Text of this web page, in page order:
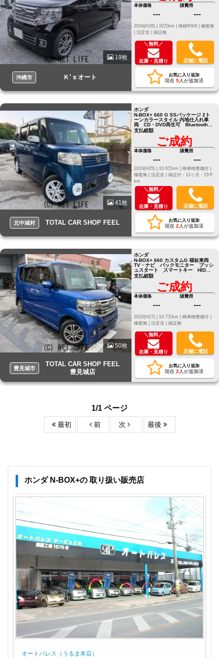
19枚
沖縄市 Ｋ’ｓオート
本体価格
---
諸費用
---
修復無
法定含 | 保証無
＼無料／
在庫・見積り 店舗に電話
お気に入り追加
現在 5人が追加済
41枚
北中城村 TOTAL CAR SHOP FEEL
ホンダ
N-BOX+ 660 G SSパッケージ 2ト
ーンカラースタイル 内地仕入れ車
両 CD・DVD再生可 Bluetooth
純正14インチアルミホイール
支払総額
ご成約
本体価格
---
諸費用
---
2013(H25) | 10.6万km |
検車検整備付 |
修復無 | 法定含 | 保証付・12ヶ月・15千
km
＼無料／
在庫・見積り 店舗に電話
お気に入り追加
現在 2 人が追加済
50枚
豊見城市
TOTAL CAR SHOP FEEL
豊見城店
ホンダ
N-BOX+ 660 カスタムG 福祉車両
TV・ナビ バックモニター プッシ
ュスタート スマートキー HID
フォグランプ
支払総額
ご成約
本体価格
---
諸費用
---
修復無 | 法定含 | 保証無
＼無料／
在庫・見積り 店舗に電話
お気に入り追加
現在 2 人が追加済
1/1 ページ
最初 前 次 最後
ホンダ N-BOX+の 取り扱い販売店
オートパレス（うるま本店）